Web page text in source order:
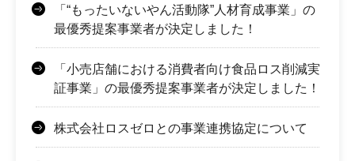
「“もったいないやん活動隊”人材育成事業」の
最優秀提案事業者が決定しました！
「小売店舗における消費者向け食品ロス削減実
証事業」の最優秀提案事業者が決定しました！
株式会社ロスゼロとの事業連携協定について